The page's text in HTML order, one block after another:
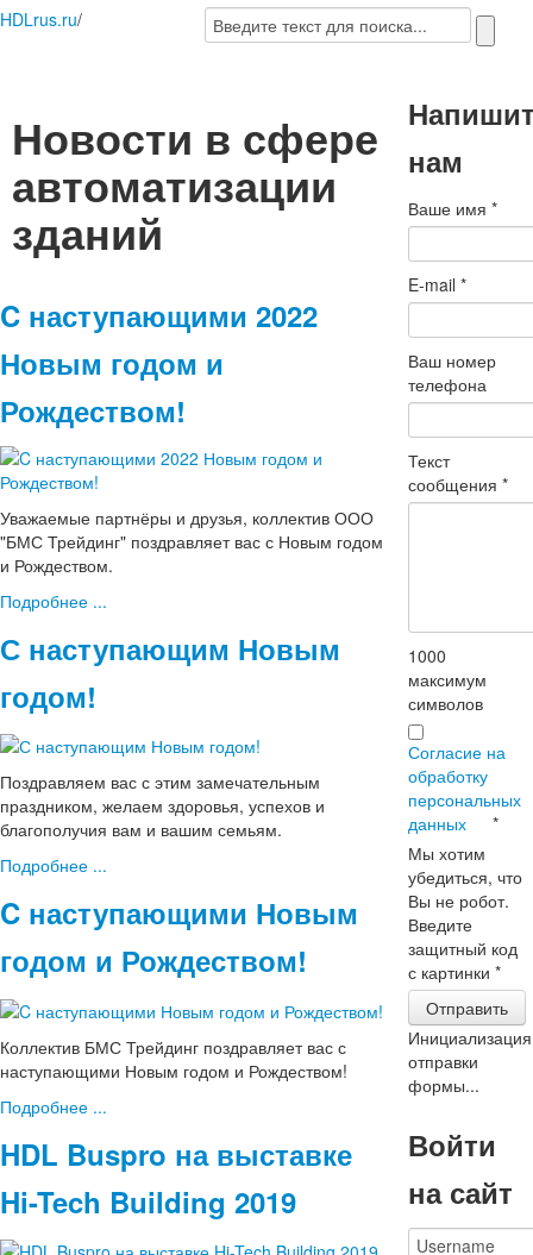
HDLrus.ru/
Новости в сфере
автоматизации
зданий
C наступающими 2022
Новым годом и
Рождеством!
Уважаемые партнёры и друзья, коллектив ООО
"БМС Трейдинг" поздравляет вас с Новым годом
и Рождеством.
Подробнее ...
С наступающим Новым
годом!
Поздравляем вас с этим замечательным
праздником, желаем здоровья, успехов и
благополучия вам и вашим семьям.
Подробнее ...
C наступающими Новым
годом и Рождеством!
Коллектив БМС Трейдинг поздравляет вас с
наступающими Новым годом и Рождеством!
Подробнее ...
HDL Buspro на выставке
Hi-Tech Building 2019
нам
Ваше имя*
E-mail*
Ваш номер
телефона
Текст
сообщения*
1000
максимум
символов
Согласие на
обработку
персональных
данных
*
Мы хотим
убедиться, что
Вы не робот.
Введите
защитный код
с картинки*
Отправить
Инициализация
отправки
формы...
Войти
на сайт